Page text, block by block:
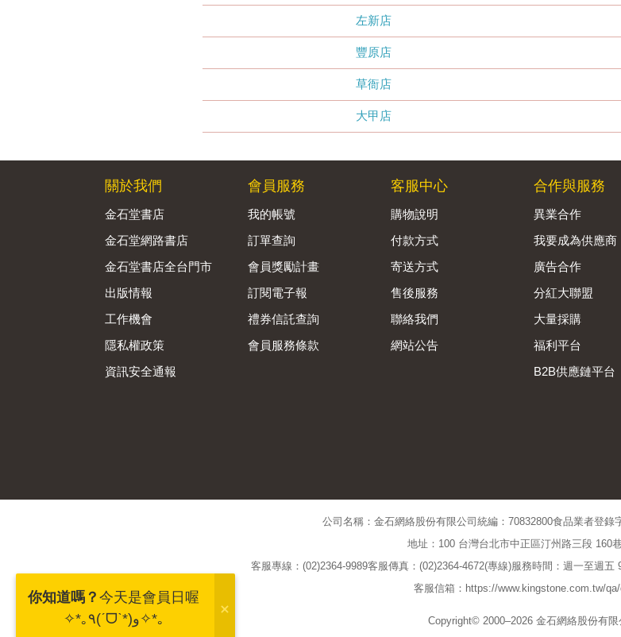
左新店
豐原店
草衙店
大甲店
關於我們
金石堂書店
金石堂網路書店
金石堂書店全台門市
出版情報
工作機會
隱私權政策
資訊安全通報
會員服務
我的帳號
訂單查詢
會員獎勵計畫
訂閱電子報
禮券信託查詢
會員服務條款
客服中心
購物說明
付款方式
寄送方式
售後服務
聯絡我們
網站公告
合作與服務
異業合作
我要成為供應商
廣告合作
分紅大聯盟
大量採購
福利平台
B2B供應鏈平台
公司名稱：金石網絡股份有限公司 統編：70832800食品業者登錄
地址：100 台灣台北市中正區汀州路三段 160
客服專線：(02)2364-9989客服傳真：(02)2364-4672(專線)服務時間：週一至週五
客服信箱：https://www.kingstone.com.tw/
Copyright© 2000–2026 金石網絡股份有限
你知道嗎？ 今天是會員日喔
✧*｡٩(ˊᗜˋ*)و✧*｡